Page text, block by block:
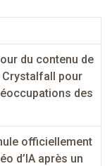
du contenu de
Crystalfall pour
des
officiellement
d’IA après un